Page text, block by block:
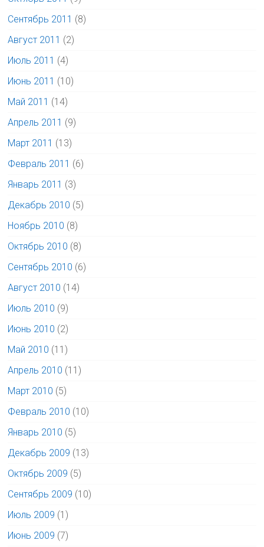
Сентябрь 2011 (8)
Август 2011 (2)
Июль 2011 (4)
Июнь 2011 (10)
Май 2011 (14)
Апрель 2011 (9)
Март 2011 (13)
Февраль 2011 (6)
Январь 2011 (3)
Декабрь 2010 (5)
Ноябрь 2010 (8)
Октябрь 2010 (8)
Сентябрь 2010 (6)
Август 2010 (14)
Июль 2010 (9)
Июнь 2010 (2)
Май 2010 (11)
Апрель 2010 (11)
Март 2010 (5)
Февраль 2010 (10)
Январь 2010 (5)
Декабрь 2009 (13)
Октябрь 2009 (5)
Сентябрь 2009 (10)
Июль 2009 (1)
Июнь 2009 (7)